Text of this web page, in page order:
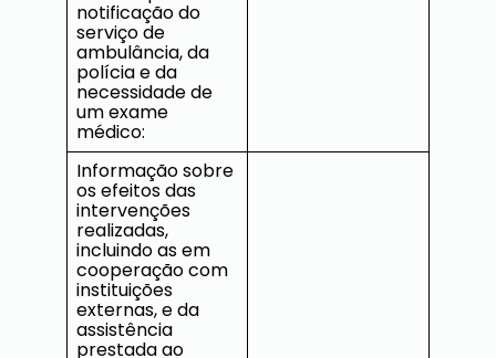
notificação do
serviço de
ambulância, da
polícia e da
necessidade de
um exame
médico:
Informação sobre
os efeitos das
intervenções
realizadas,
incluindo as em
cooperação com
instituições
externas, e da
assistência
prestada ao